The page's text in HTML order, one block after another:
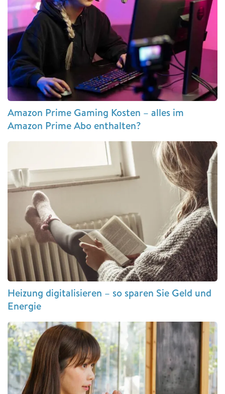
Amazon Prime Gaming Kosten – alles im
Amazon Prime Abo enthalten?
Heizung digitalisieren – so sparen Sie Geld und
Energie